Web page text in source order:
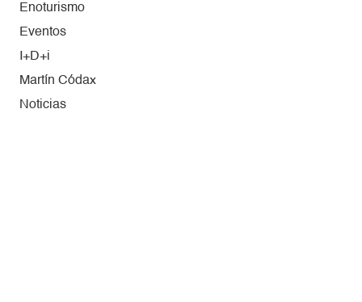
Enoturismo
Eventos
I+D+i
Martín Códax
Noticias